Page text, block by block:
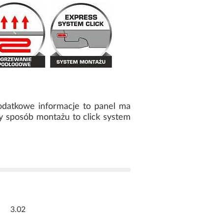
informacje to panel ma
sposób montażu to click system
3.02